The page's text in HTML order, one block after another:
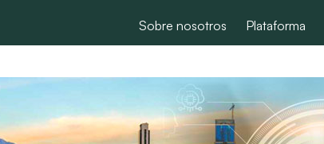
Sobre nosotros Plataforma